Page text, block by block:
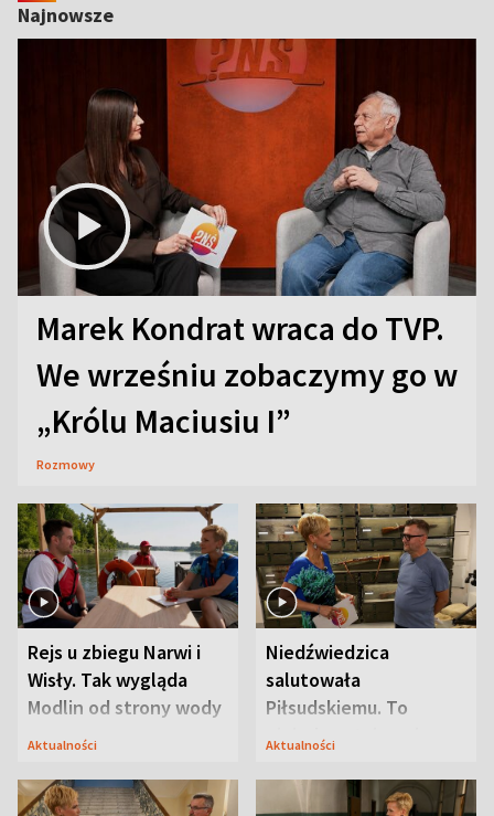
Najnowsze
Marek Kondrat wraca do TVP.
We wrześniu zobaczymy go w
„Królu Maciusiu I”
Rozmowy
Rejs u zbiegu Narwi i
Wisły. Tak wygląda
Modlin od strony wody
Aktualności
Niedźwiedzica
salutowała
Piłsudskiemu. To
niejedyna tajemnica
Aktualności